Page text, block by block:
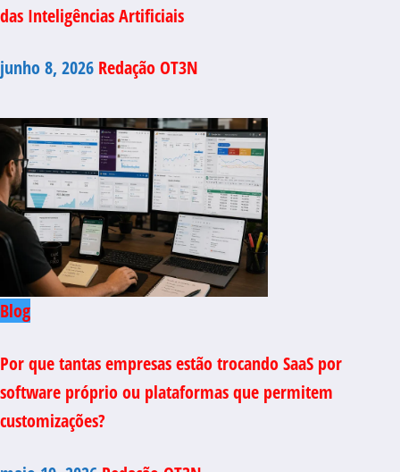
das Inteligências Artificiais
junho 8, 2026 Redação OT3N
Blog
Por que tantas empresas estão trocando SaaS por
software próprio ou plataformas que permitem
customizações?